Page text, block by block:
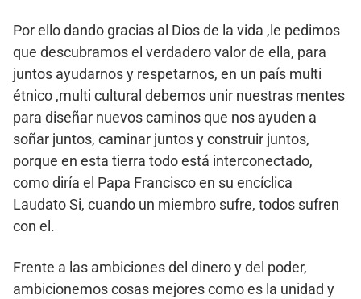
Por ello dando gracias al Dios de la vida ,le pedimos
que descubramos el verdadero valor de ella, para
juntos ayudarnos y respetarnos, en un país multi
étnico ,multi cultural debemos unir nuestras mentes
para diseñar nuevos caminos que nos ayuden a
soñar juntos, caminar juntos y construir juntos,
porque en esta tierra todo está interconectado,
como diría el Papa Francisco en su encíclica
Laudato Si, cuando un miembro sufre, todos sufren
con el.
Frente a las ambiciones del dinero y del poder,
ambicionemos cosas mejores como es la unidad y